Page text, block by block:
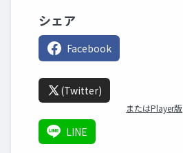
シェア
Facebook
(Twitter)
またはPlayer版
LINE